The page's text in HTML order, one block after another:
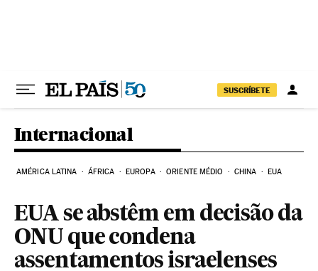
SUSCRÍBETE
Internacional
AMÉRICA LATINA ÁFRICA EUROPA ORIENTE MÉDIO CHINA EUA
EUA se abstêm em decisão da
ONU que condena
assentamentos israelenses